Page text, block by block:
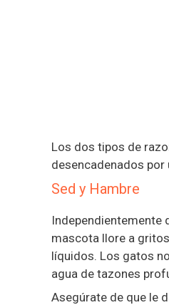
Los dos tipos de
desencadenados
Sed y Hambre
Independientemente
mascota llore a
líquidos. Los gatos
agua de tazones
Asegúrate de que le